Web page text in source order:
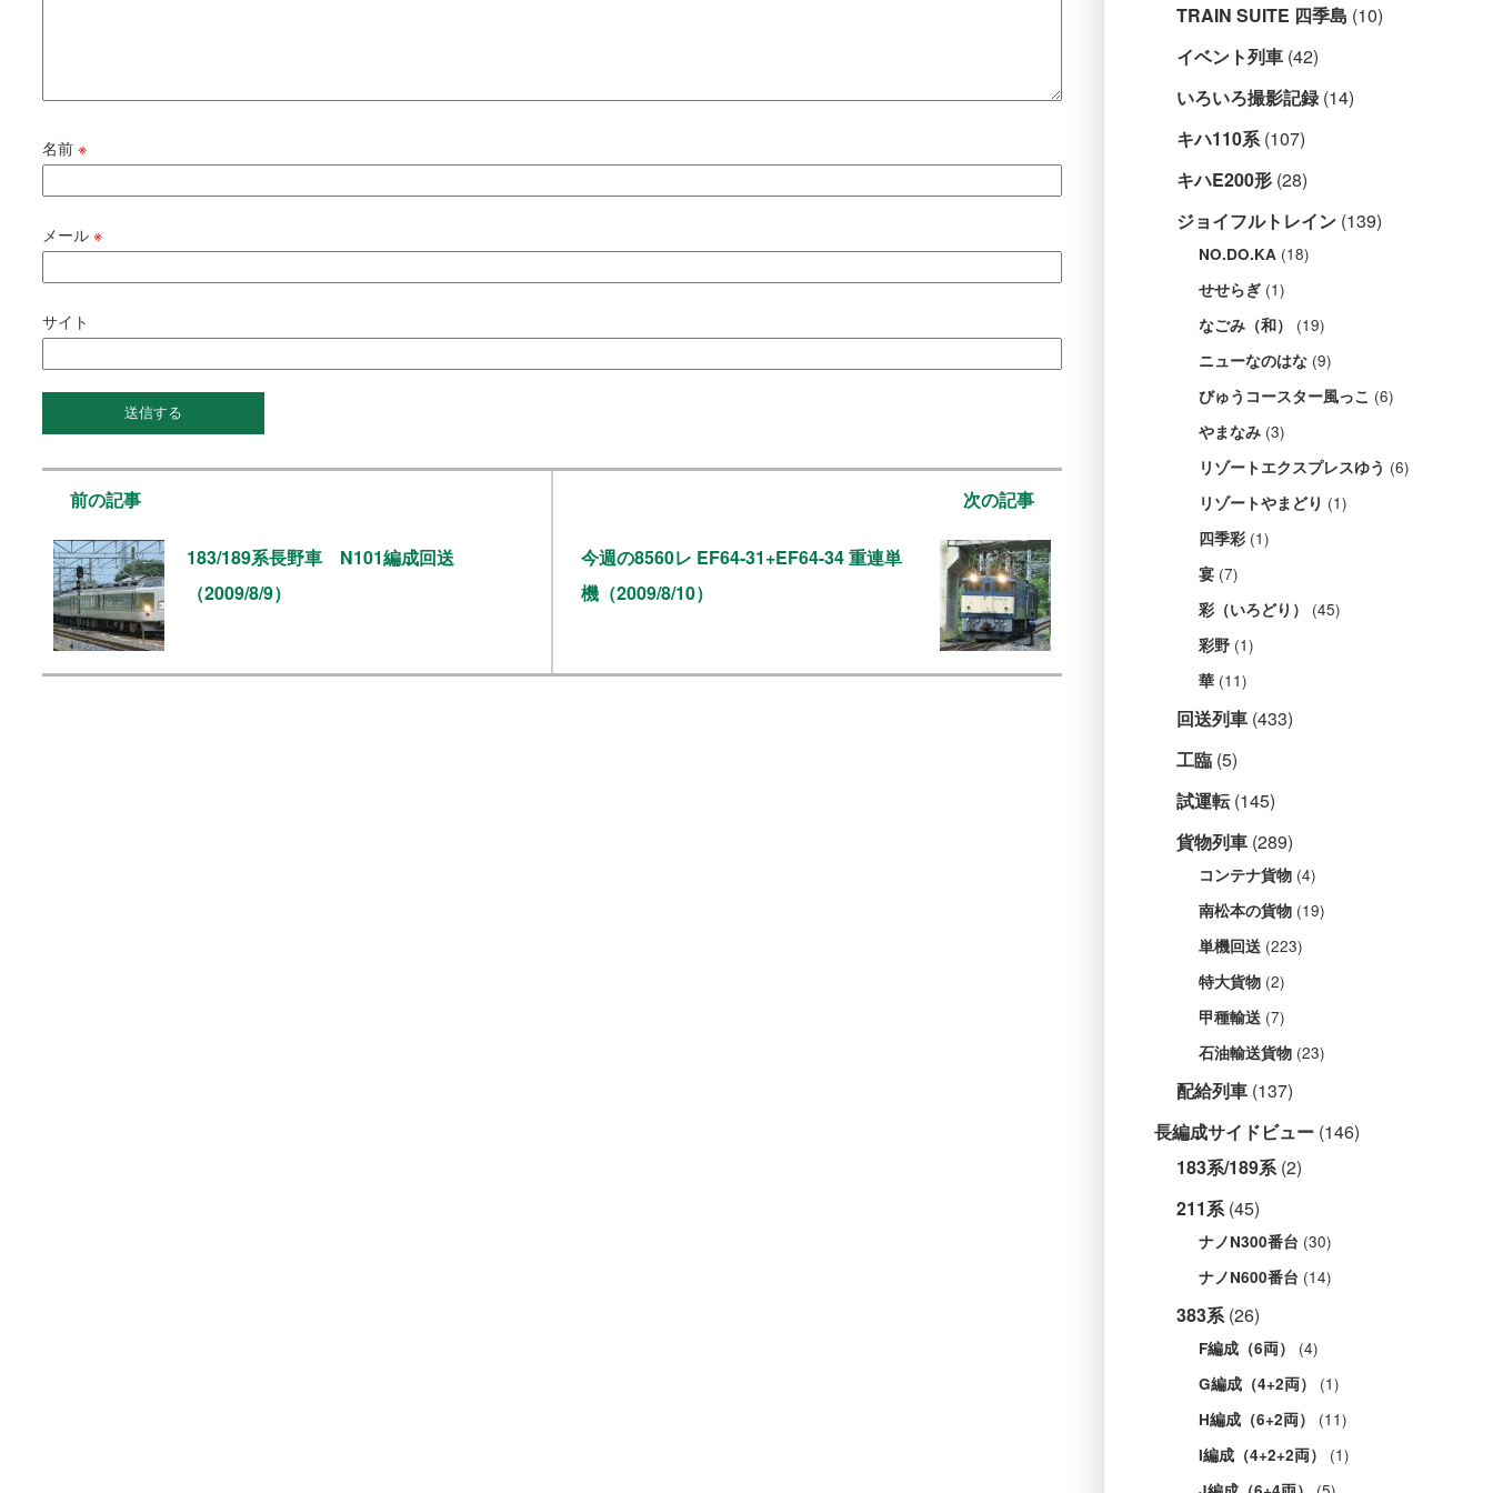
名前※
メール※
サイト
前の記事
183/189系長野車 N101編成回送
（2009/8/9）
次の記事
今週の8560レ EF64-31+EF64-34 重連単
機（2009/8/10）
TRAIN SUITE 四季島 (10)
イベント列車 (42)
いろいろ撮影記録(14)
キハ110系(107)
キハE200形 (28)
ジョイフルトレイン (139)
NO.DO.KA (18)
せせらぎ (1)
なごみ（和） (19)
ニューなのはな (9)
びゅうコースター風っこ (6)
やまなみ (3)
リゾートエクスプレスゆう (6)
リゾートやまどり (1)
四季彩 (1)
宴 (7)
彩（いろどり） (45)
彩野 (1)
華 (11)
回送列車 (433)
工臨 (5)
試運転(145)
貨物列車 (289)
コンテナ貨物 (4)
南松本の貨物 (19)
単機回送 (223)
特大貨物 (2)
甲種輸送 (7)
石油輸送貨物 (23)
配給列車 (137)
長編成サイドビュー (146)
183系/189系(2)
211系(45)
ナノN300番台 (30)
ナノN600番台 (14)
383系(26)
F編成（6両） (4)
G編成（4+2両） (1)
H編成（6+2両） (11)
I編成（4+2+2両） (1)